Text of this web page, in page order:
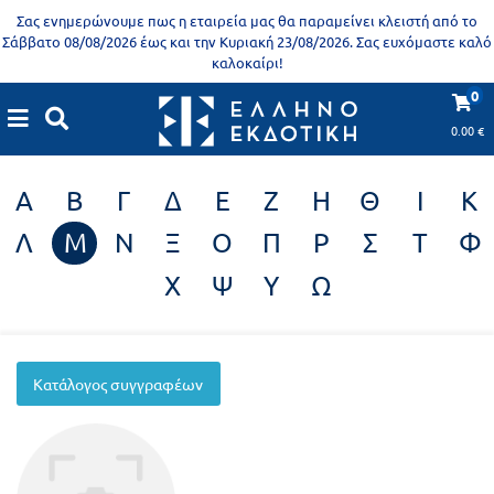
Σας ενημερώνουμε πως η εταιρεία μας θα παραμείνει κλειστή από το
Σάββατο 08/08/2026 έως και την Κυριακή 23/08/2026. Σας ευχόμαστε καλό
καλοκαίρι!
0
0.00€
X
Βιβλία
ενήλικες
Εκπαιδευτικά
βιβλία
Trivia
Books
Προδημοτική
εκπαίδευση
Εκπαιδευτικές
αφίσες
Βιβλία
νηπιαγωγείου
Σειρά
Δημοτικό
Α΄
Συγγραφείς
Α Β Γ Δ Ε Ζ Η Θ Ι
Κ
Λ
Μ Ν Ξ Ο Π Ρ Σ Τ
Φ
Χ
Ψ Υ Ω
Κατάλογος συγγραφέων